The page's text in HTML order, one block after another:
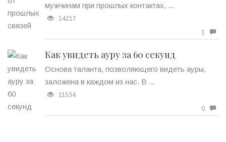
мужчинам при прошлых контактах, ...
14217
1
Как увидеть ауру за 60 секунд
Основа таланта, позволяющего видеть ауры,
заложена в каждом из нас. В ...
11534
0